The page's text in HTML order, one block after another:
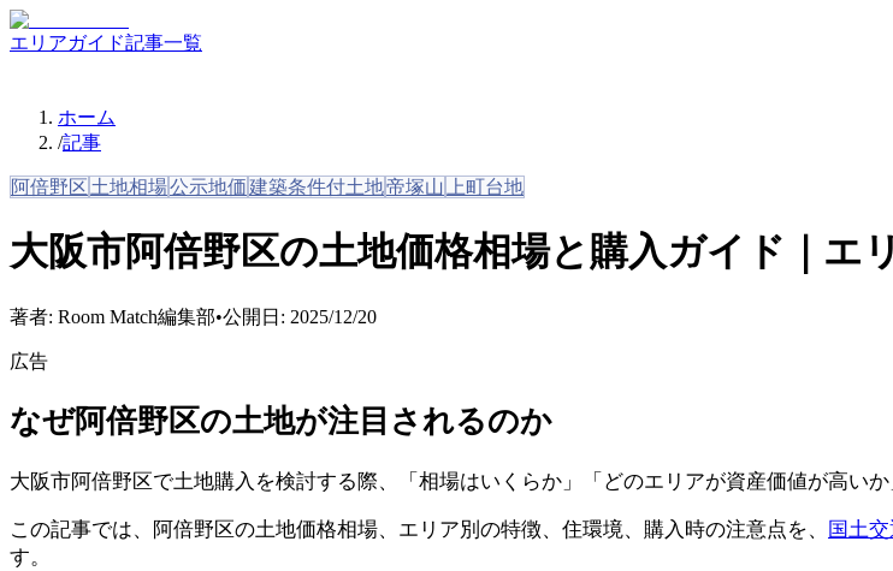
エリアガイド記事一覧
ホーム
/記事
阿倍野区 土地相場公示地価建築条件付土地帝塚山 上町台地
大阪市阿倍野区の土地価格相場と購入ガイド｜エ
著者: Room Match編集部•公開日: 2025/12/20
広告
なぜ阿倍野区の土地が注目されるのか
大阪市阿倍野区で土地購入を検討する際、「相場はいくらか」「どのエリアが資産価値が高いか
この記事では、阿倍野区の土地価格相場、エリア別の特徴、住環境、購入時の注意点を、 国土
す。